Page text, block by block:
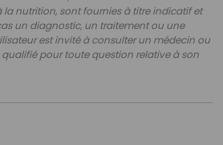
nutrition, sont fournies à titre indicatif et
un diagnostic, un traitement ou une
est invité à consulter un médecin ou
pour toute question relative à son